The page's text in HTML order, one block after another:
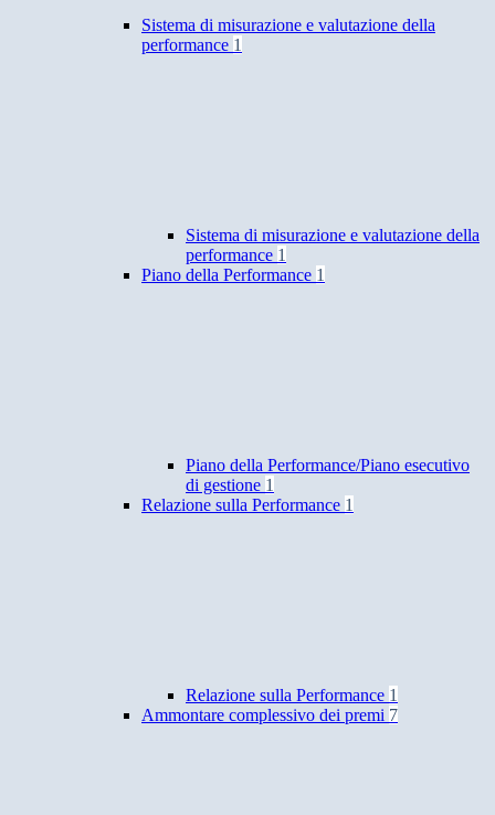
Sistema di misurazione e valutazione della
performance 1
Sistema di misurazione e valutazione della
performance 1
Piano della Performance 1
Piano della Performance/Piano esecutivo
di gestione 1
Relazione sulla Performance 1
Relazione sulla Performance 1
Ammontare complessivo dei premi 7